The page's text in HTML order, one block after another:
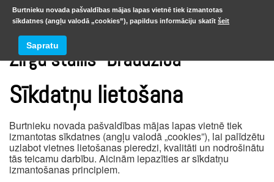
Zirgu stallis “Draudzība”
Sīkdatņu lietošana
Burtnieku novada pašvaldības mājas lapas vietnē tiek
izmantotas sīkdatnes (angļu valodā „cookies”), lai palīdzētu
uzlabot vietnes lietošanas pieredzi, kvalitāti un nodrošinātu
tās teicamu darbību. Aicinām iepazīties ar sīkdatņu
izmantošanas principiem.
Burtnieku novada pašvaldības mājas lapas vietnē tiek izmantotas
sīkdatnes (angļu valodā „cookies”), papildus informāciju skatīt šeit
Sapratu